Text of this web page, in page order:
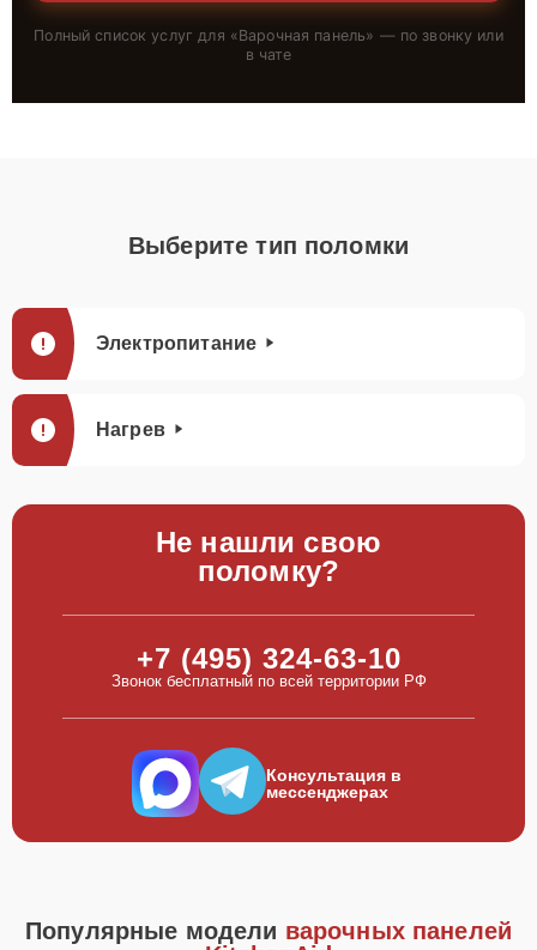
Полный список услуг для «Варочная панель» — по звонку или
в чате
Выберите тип поломки
Электропитание
Нагрев
Не нашли свою
поломку?
+7 (495) 324-63-10
Звонок бесплатный по всей территории РФ
Консультация в
мессенджерах
Популярные модели варочных панелей